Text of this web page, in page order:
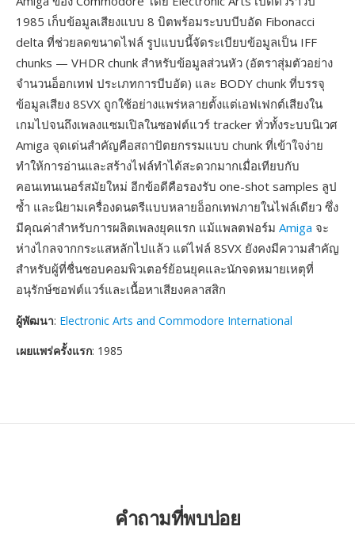
1985 เก็บข้อมูลเสียงแบบ 8 บิตพร้อมระบบบีบอัด Fibonacci
delta ที่ช่วยลดขนาดไฟล์ รูปแบบนี้จัดระเบียบข้อมูลเป็น IFF
chunks — VHDR chunk สำหรับข้อมูลส่วนหัว (อัตราสุ่มตัวอย่าง
จำนวนอ็อกเทฟ ประเภทการบีบอัด) และ BODY chunk ที่บรรจุ
ข้อมูลเสียง 8SVX ถูกใช้อย่างแพร่หลายตั้งแต่เอฟเฟกต์เสียงใน
เกมไปจนถึงเพลงแซมเปิลในซอฟต์แวร์ tracker ทั่วทั้งระบบนิเวศ
Amiga จุดเด่นสำคัญคือสถาปัตยกรรมแบบ chunk ที่เข้าใจง่าย
ทำให้การอ่านและสร้างไฟล์ทำได้สะดวกมากเมื่อเทียบกับ
คอนเทนเนอร์สมัยใหม่ อีกข้อดีคือรองรับ one-shot samples ลูป
ซ้ำ และนิยามเครื่องดนตรีแบบหลายอ็อกเทฟภายในไฟล์เดียว ซึ่ง
มีคุณค่าสำหรับการผลิตเพลงยุคแรก แม้แพลตฟอร์ม Amiga จะ
ห่างไกลจากกระแสหลักไปแล้ว แต่ไฟล์ 8SVX ยังคงมีความสำคัญ
สำหรับผู้ที่ชื่นชอบคอมพิวเตอร์ย้อนยุคและนักจดหมายเหตุที่
อนุรักษ์ซอฟต์แวร์และเนื้อหาเสียงคลาสสิก
ผู้พัฒนา: Electronic Arts and Commodore International
เผยแพร่ครั้งแรก: 1985
คำถามที่พบบ่อย